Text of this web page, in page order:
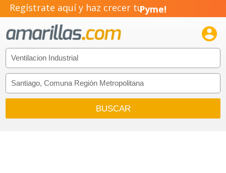
Regístrate aquí y haz crecer tuPyme!
Emprendimiento!
